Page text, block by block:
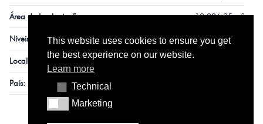
This website uses cookies to ensure you get
the best experience on our website.
Learn more
TechnicalTechnical
MarketingMarketing
Área de Implantação: 10.826,95 m²
Níveis:
Localização:
País: